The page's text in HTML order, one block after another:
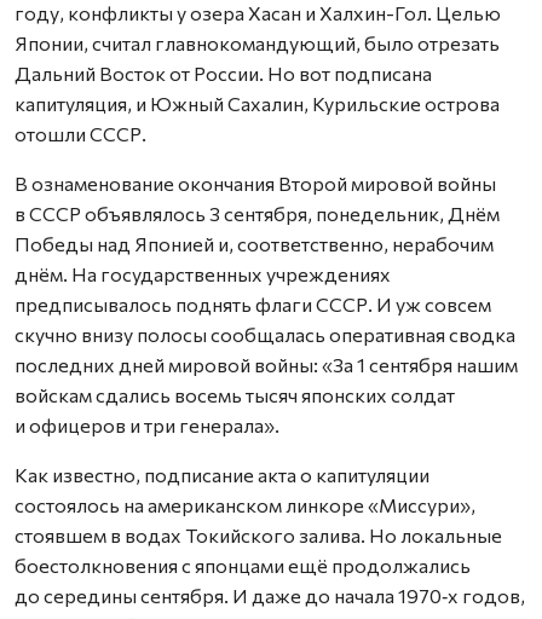
году, конфликты у озера Хасан и Халхин-Гол. Целью
Японии, считал главнокомандующий, было отрезать
Дальний Восток от России. Но вот подписана
капитуляция, и Южный Сахалин, Курильские острова
отошли СССР.
В ознаменование окончания Второй мировой войны
в СССР объявлялось 3 сентября, понедельник, Днём
Победы над Японией и, соответственно, нерабочим
днём. На государственных учреждениях
предписывалось поднять флаги СССР. И уж совсем
скучно внизу полосы сообщалась оперативная сводка
последних дней мировой войны: «За 1 сентября нашим
войскам сдались восемь тысяч японских солдат
и офицеров и три генерала».
Как известно, подписание акта о капитуляции
состоялось на американском линкоре «Миссури»,
стоявшем в водах Токийского залива. Но локальные
боестолкновения с японцами ещё продолжались
до середины сентября. И даже до начала 1970‑х годов,